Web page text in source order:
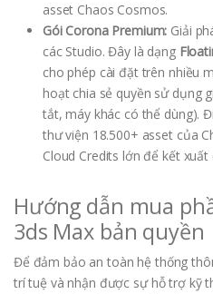
asset Chaos Cosmos.
Gói Corona Premium: Giải
các Studio. Đây là dạng
cho phép cài đặt trên nhiều
hoạt chia sẻ quyền sử dụng
tắt, máy khác có thể dùng).
thư viện 18.500+ asset của
Cloud Credits lớn để kết
Hướng dẫn mua
3ds Max bản quyền
Để đảm bảo an toàn hệ thống
trí tuệ và nhận được sự hỗ trợ kỹ